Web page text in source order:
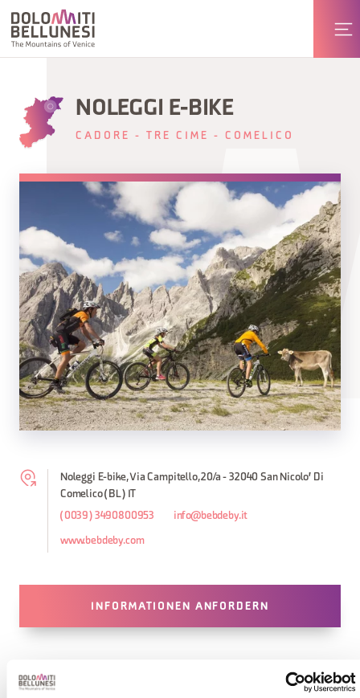
NOLEGGI E-BIKE
CADORE - TRE CIME - COMELICO
Noleggi E-bike, Via Campitello, 20/a - 32040 San Nicolo' Di
Comelico (BL) IT
(0039) 3490800953 info@bebdeby.it
www.bebdeby.com
INFORMATIONEN ANFORDERN